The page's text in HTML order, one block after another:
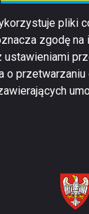
pliki
zgodę
ustawieniami
o